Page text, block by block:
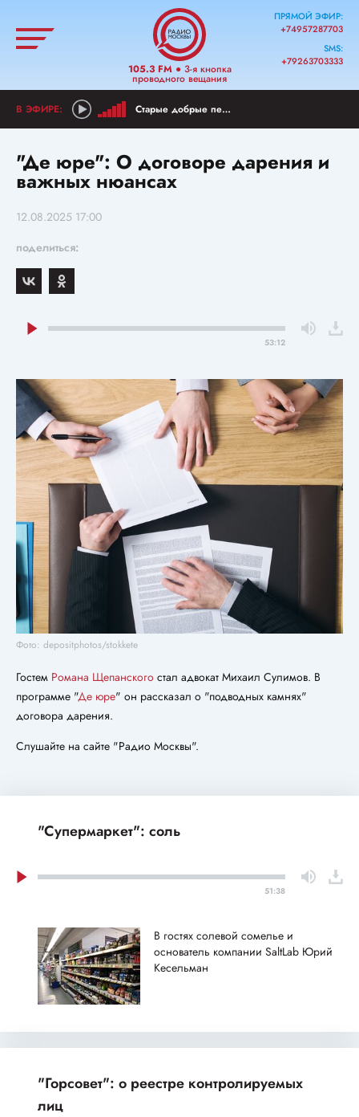
105.3 FM● 3-я кнопка
проводного вещания
ПРЯМОЙ ЭФИР:
+74957287703
SMS:
+79263703333
Старые добрые песни
"Де юре": О договоре дарения и
важных нюансах
12.08.2025 17:00
поделиться:
53:12
Фото: depositphotos/stokkete
Гостем Романа Щепанского стал адвокат Михаил Сулимов. В
программе "Де юре" он рассказал о "подводных камнях"
договора дарения.
Слушайте на сайте "Радио Москвы".
"Супермаркет": соль
51:38
В гостях солевой сомелье и
основатель компании SaltLab Юрий
Кесельман
"Горсовет": о реестре контролируемых
лиц